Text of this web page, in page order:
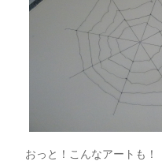
おっと！こんなアートも！